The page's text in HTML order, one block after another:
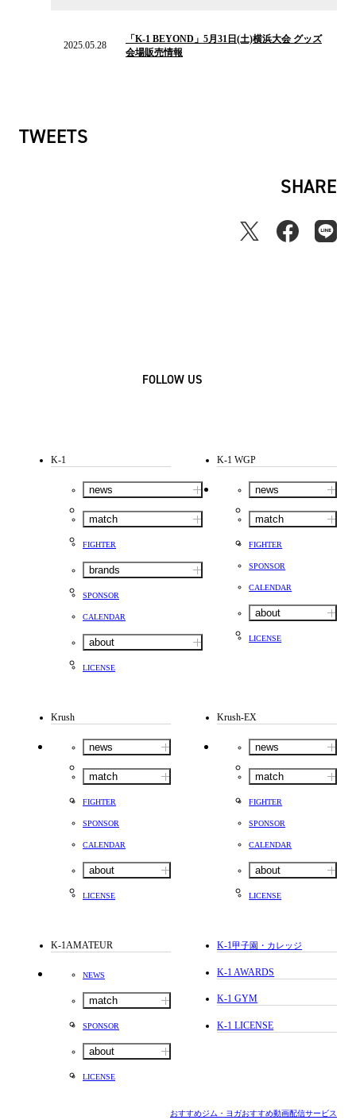
2025.05.28
「K-1 BEYOND」5月31日(土)横浜大会 グッズ
会場販売情報
TWEETS
SHARE
FOLLOW US
K-1
news
match
FIGHTER
brands
SPONSOR
CALENDAR
about
LICENSE
K-1 WGP
news
match
FIGHTER
SPONSOR
CALENDAR
about
LICENSE
Krush
news
match
FIGHTER
SPONSOR
CALENDAR
about
LICENSE
Krush-EX
news
match
FIGHTER
SPONSOR
CALENDAR
about
LICENSE
K-1AMATEUR
NEWS
match
SPONSOR
about
LICENSE
K-1甲子園・カレッジ
K-1 AWARDS
K-1 GYM
K-1 LICENSE
おすすめジム・ヨガおすすめ動画配信サービス